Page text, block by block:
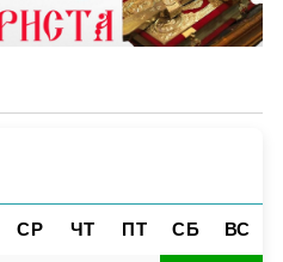
СР ЧТ ПТ СБ ВС